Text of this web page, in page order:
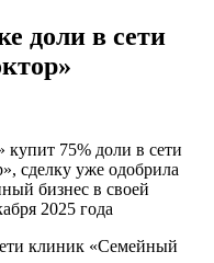
доли в сети
75% доли в сети
сделку уже одобрила
бизнес в своей
2025 года